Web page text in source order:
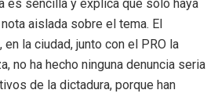
es sencilla y explica que sólo haya
aislada sobre el tema. El
la ciudad, junto con el PRO la
no ha hecho ninguna denuncia seria
de la dictadura, porque han